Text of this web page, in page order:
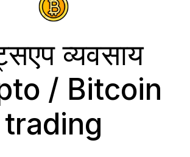
व्यवसाय
/ Bitcoin
trading